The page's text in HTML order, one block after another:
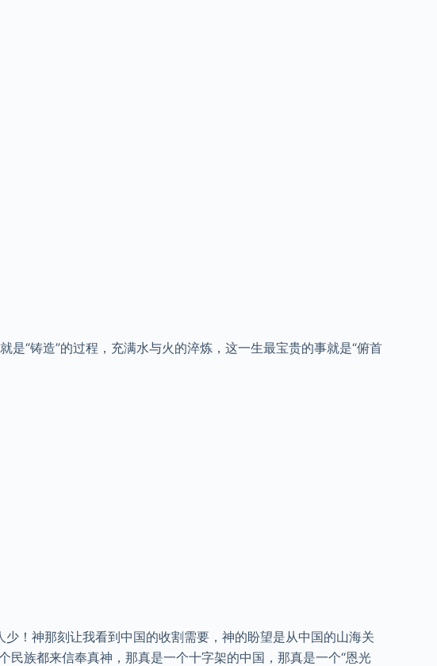
“铸造”的过程，充满水与火的淬炼，这一生最宝贵的事就是“俯首
！神那刻让我看到中国的收割需要，神的盼望是从中国的山海关
族都来信奉真神，那真是一个十字架的中国，那真是一个“恩光